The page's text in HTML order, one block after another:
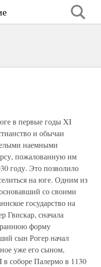
в первые годы XI
и обычаи
наемными
пожалованную им
году. Это позволило
на юге. Одним из
со своими
государство на
Гвискар, сначала
раннюю форму
сын Рогер начал
уже его сыном,
в соборе Палермо в 1130